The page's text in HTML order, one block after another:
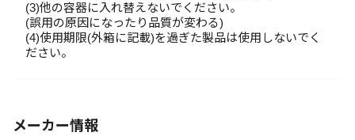
(3)他の容器に入れ替えないでください。
(誤用の原因になったり品質が変わる)
(4)使用期限(外箱に記載)を過ぎた製品は使用しないでく
ださい。
メーカー情報